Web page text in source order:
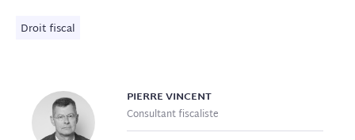
Droit fiscal
PIERREVINCENT
Consultant fiscaliste